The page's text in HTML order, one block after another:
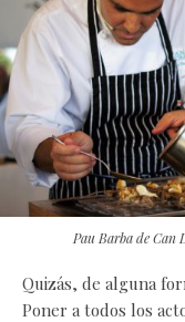
Pau Barba de Can
Quizás, de alguna
Poner a todos los